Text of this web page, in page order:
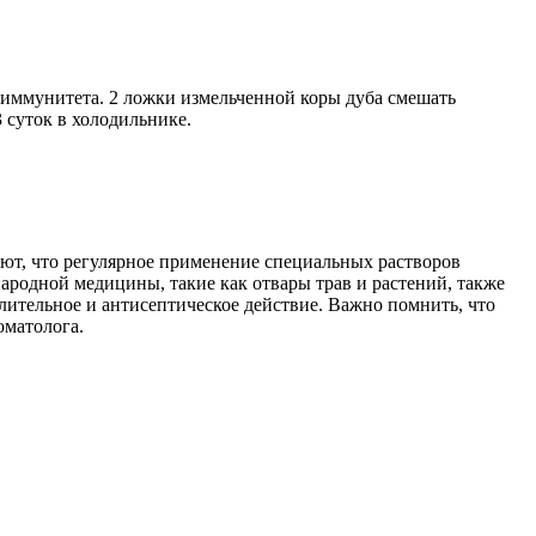
2 ложки измельченной коры дуба смешать
в холодильнике.
что регулярное применение специальных растворов
медицины, такие как отвары трав и растений, также
и антисептическое действие. Важно помнить, что